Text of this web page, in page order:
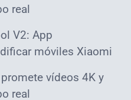
real
V2: App
móviles Xiaomi
vídeos 4K y
real